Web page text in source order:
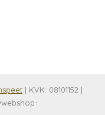
| KVK: 08101152 |